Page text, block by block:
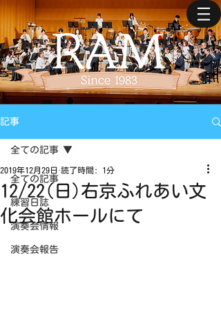
記事
全ての記事
練習日誌
演奏会情報
演奏会報告
全ての記事
12/22(日)右京ふれあい文
化会館ホールにて
2019年12月29日 読了時間: 1分